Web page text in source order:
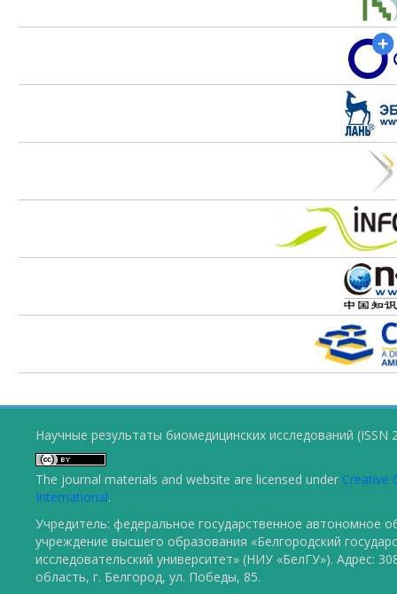
Научные результаты биомедицинских исследований (ISSN
The journal materials and website are licensed under Creative
International.
Учредитель: федеральное государственное автономное
учреждение высшего образования «Белгородский
исследовательский университет» (НИУ «БелГУ»). Адрес:
область, г. Белгород, ул. Победы, 85.